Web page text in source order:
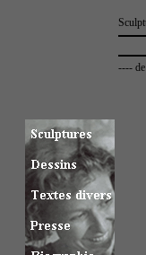
----